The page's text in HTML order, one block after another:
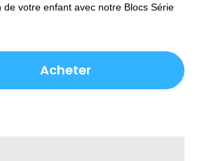
initial
était :
290.00 MAD.
de votre enfant avec notre Blocs Série
Acheter